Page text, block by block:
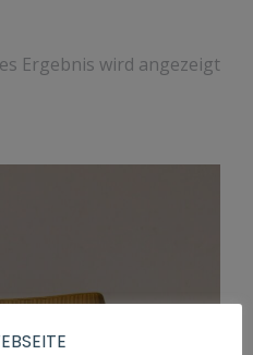
Ergebnis wird angezeigt